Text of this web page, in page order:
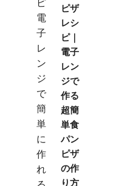
ピザ
レシ
ピ｜
電子
レン
ジで
作る
超簡
単食
パン
ピザ
の作
り方